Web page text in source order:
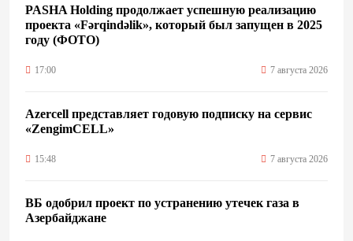
PASHA Holding продолжает успешную реализацию
проекта «Fərqindəlik», который был запущен в 2025
году (ФОТО)
17:00 7 августа 2026
Azercell представляет годовую подписку на сервис
«ZengimCELL»
15:48 7 августа 2026
ВБ одобрил проект по устранению утечек газа в
Азербайджане